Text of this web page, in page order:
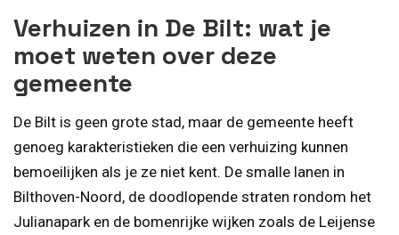
Verhuizen in De Bilt: wat je
moet weten over deze
gemeente
De Bilt is geen grote stad, maar de gemeente heeft
genoeg karakteristieken die een verhuizing kunnen
bemoeilijken als je ze niet kent. De smalle lanen in
Bilthoven-Noord, de doodlopende straten rondom het
Julianapark en de bomenrijke wijken zoals de Leijense